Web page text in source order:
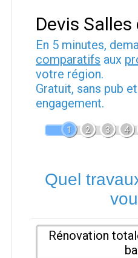
Devis
En 5 minutes,
comparatifs aux
votre région.
Gratuit, sans pub
engagement.
1 2 3 4
Quel
Rénovation